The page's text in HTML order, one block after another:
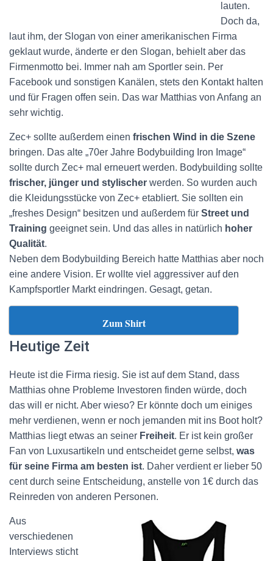
lauten.
Doch da,
laut ihm, der Slogan von einer amerikanischen Firma
geklaut wurde, änderte er den Slogan, behielt aber das
Firmenmotto bei. Immer nah am Sportler sein. Per
Facebook und sonstigen Kanälen, stets den Kontakt halten
und für Fragen offen sein. Das war Matthias von Anfang an
sehr wichtig.
Zec+ sollte außerdem einen frischen Wind in die Szene
bringen. Das alte „70er Jahre Bodybuilding Iron Image“
sollte durch Zec+ mal erneuert werden. Bodybuilding sollte
frischer, jünger und stylischer werden. So wurden auch
die Kleidungsstücke von Zec+ etabliert. Sie sollten ein
„freshes Design“ besitzen und außerdem für Street und
Training geeignet sein. Und das alles in natürlich hoher
Qualität.
Neben dem Bodybuilding Bereich hatte Matthias aber noch
eine andere Vision. Er wollte viel aggressiver auf den
Kampfsportler Markt eindringen. Gesagt, getan.
Zum Shirt
Heutige Zeit
Heute ist die Firma riesig. Sie ist auf dem Stand, dass
Matthias ohne Probleme Investoren finden würde, doch
das will er nicht. Aber wieso? Er könnte doch um einiges
mehr verdienen, wenn er noch jemanden mit ins Boot holt?
Matthias liegt etwas an seiner Freiheit. Er ist kein großer
Fan von Luxusartikeln und entscheidet gerne selbst, was
für seine Firma am besten ist. Daher verdient er lieber 50
cent durch seine Entscheidung, anstelle von 1€ durch das
Reinreden von anderen Personen.
Aus
verschiedenen
Interviews sticht